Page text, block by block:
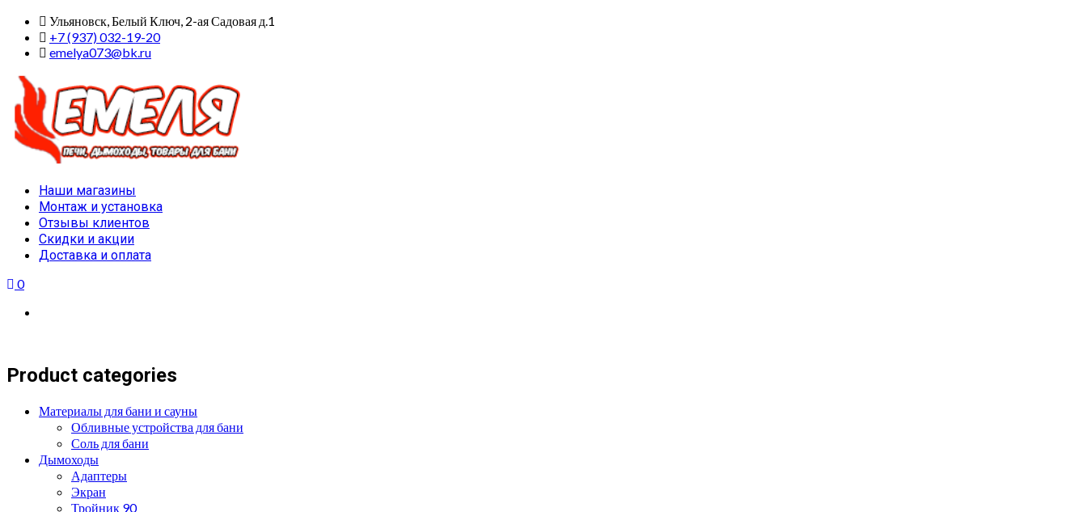
Skip
content
Ульяновск, Белый Ключ, 2-ая Садовая д.1
+7 (937) 032-19-20
emelya073@bk.ru
Primary
Menu
Наши магазины
Монтаж и установка
Отзывы клиентов
Скидки и акции
Доставка и оплата
0
Product categories
Материалы для бани и сауны
Обливные устройства для бани
Соль для бани
Дымоходы
Адаптеры
Экран
Тройник 90